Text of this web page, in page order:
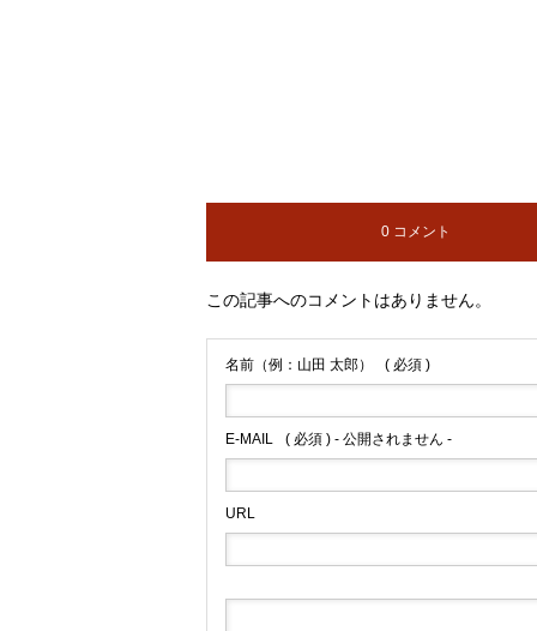
0 コメント
この記事へのコメントはありません。
名前（例：山田 太郎） ( 必須 )
E-MAIL ( 必須 ) - 公開されません -
URL